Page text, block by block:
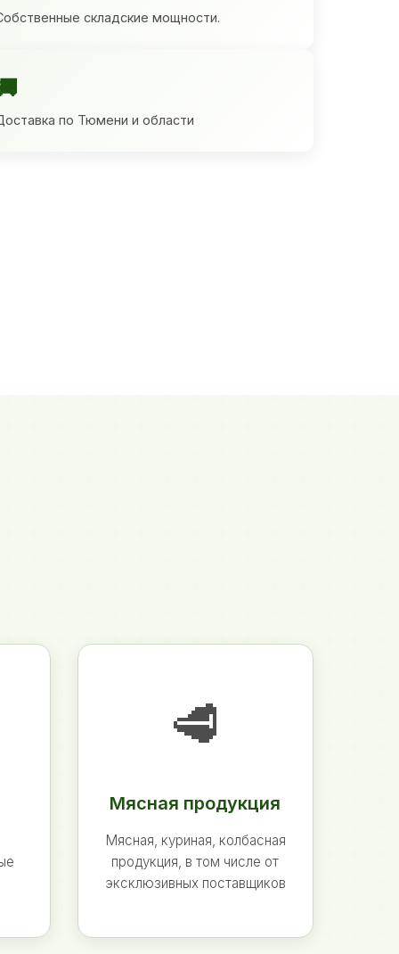
складские мощности.
по Тюмени и области
🥩
Мясная продукция
Мясная, куриная, колбасная
продукция, в том числе от
эксклюзивных поставщиков